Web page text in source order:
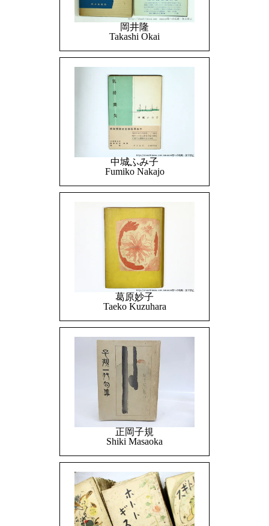
岡井隆
Takashi Okai
中城ふみ子
Fumiko Nakajo
葛原妙子
Taeko Kuzuhara
正岡子規
Shiki Masaoka